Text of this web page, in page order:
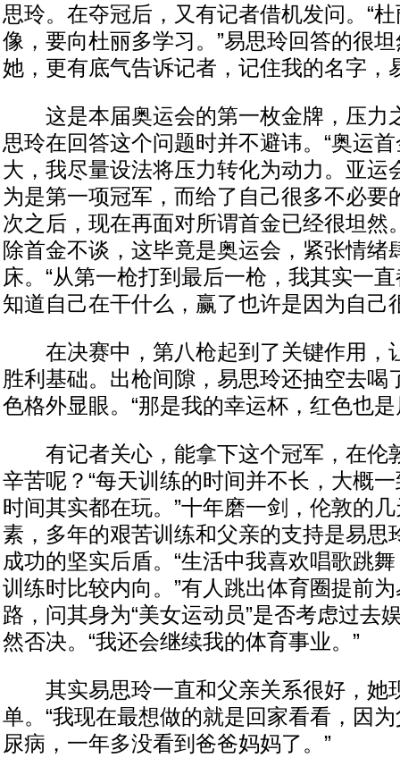
思玲。在夺冠后，又有记者借机发问。“
像，要向杜丽多学习。”易思玲回答的很
她，更有底气告诉记者，记住我的名字，
这是本届奥运会的第一枚金牌，压力
思玲在回答这个问题时并不避讳。“奥运
大，我尽量设法将压力转化为动力。亚运
为是第一项冠军，而给了自己很多不必要
次之后，现在再面对所谓首金已经很坦然
除首金不谈，这毕竟是奥运会，紧张情绪
床。“从第一枪打到最后一枪，我其实一
知道自己在干什么，赢了也许是因为自己
在决赛中，第八枪起到了关键作用，
胜利基础。出枪间隙，易思玲还抽空去喝
色格外显眼。“那是我的幸运杯，红色也
有记者关心，能拿下这个冠军，在伦
辛苦呢？“每天训练的时间并不长，大概
时间其实都在玩。”十年磨一剑，伦敦的
素，多年的艰苦训练和父亲的支持是易思
成功的坚实后盾。“生活中我喜欢唱歌跳
训练时比较内向。”有人跳出体育圈提前
路，问其身为“美女运动员”是否考虑过去
然否决。“我还会继续我的体育事业。”
其实易思玲一直和父亲关系很好，她
单。“我现在最想做的就是回家看看，因
尿病，一年多没看到爸爸妈妈了。”